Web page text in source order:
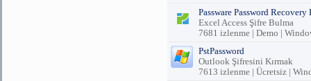
Passware Password Recovery
Excel Access Şifre Bulma
7681 izlenme | Demo |
PstPassword
Outlook Şifresini Kırmak
7613 izlenme | Ücretsiz |